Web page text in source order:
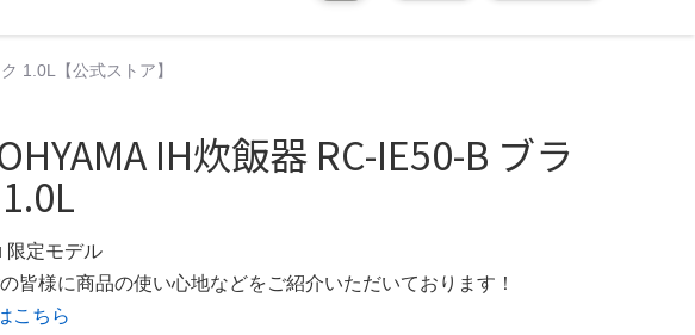
1.0L【公式ストア】
IH炊飯器 RC-IE50-B ブラ
定モデル
皆様に商品の使い心地などをご紹介いただいております！
こちら